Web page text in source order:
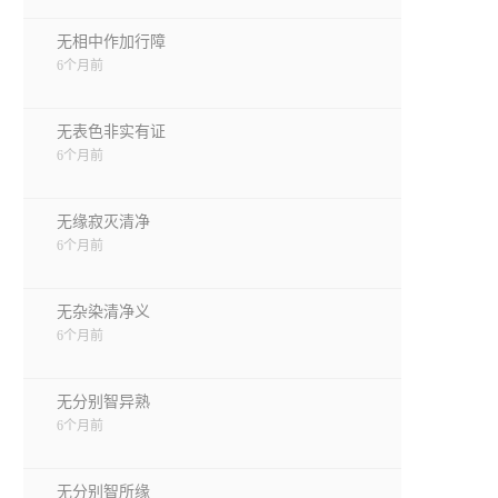
无相中作加行障
6个月前
无表色非实有证
6个月前
无缘寂灭清净
6个月前
无杂染清净义
6个月前
无分别智异熟
6个月前
无分别智所缘